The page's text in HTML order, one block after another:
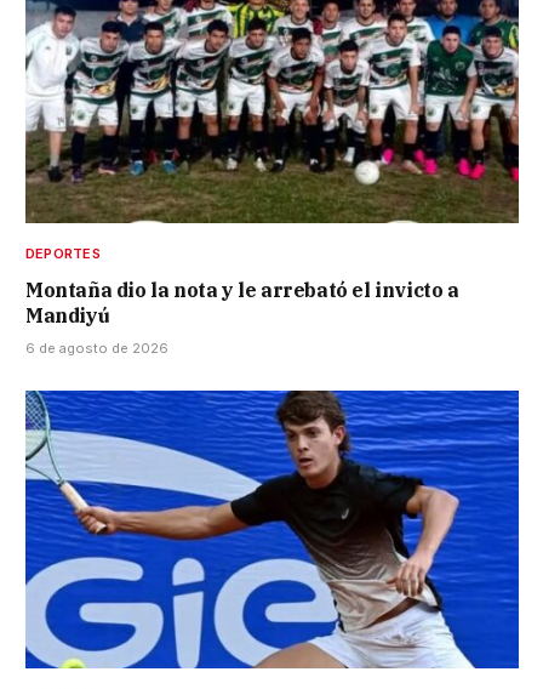
DEPORTES
Montaña dio la nota y le arrebató el invicto a
Mandiyú
6 de agosto de 2026